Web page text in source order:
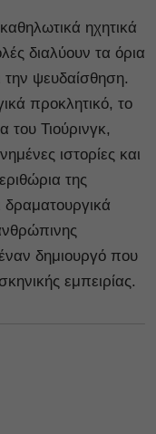
ηχητικά
διαλύουν τα όρια
ψευδαίσθηση.
προκλητικό, το
του Τιούρινγκ,
ιστορίες και
της
δραματουργικά
δημιουργό που
εμπειρίας.